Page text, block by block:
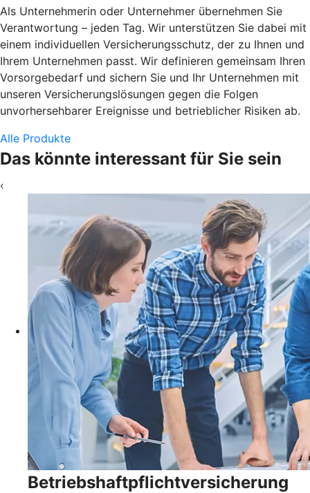
Als Unternehmerin oder Unternehmer übernehmen Sie
Verantwortung – jeden Tag. Wir unterstützen Sie dabei mit
einem individuellen Versicherungsschutz, der zu Ihnen und
Ihrem Unternehmen passt. Wir definieren gemeinsam Ihren
Vorsorgebedarf und sichern Sie und Ihr Unternehmen mit
unseren Versicherungslösungen gegen die Folgen
unvorhersehbarer Ereignisse und betrieblicher Risiken ab.
Alle Produkte
Das könnte interessant für Sie sein
‹
Betriebshaftpflichtversicherung